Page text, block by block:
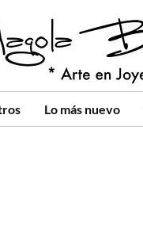
Lo más nuevo